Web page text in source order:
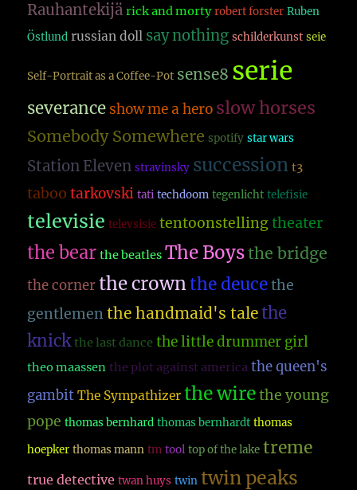
Rauhantekijä rick and morty robert forster Ruben
Östlund russian doll say nothing schilderkunst seie
Self-Portrait as a Coffee-Pot sense8 serie
severance show me a hero slow horses
Somebody Somewhere spotify star wars
Station Eleven stravinsky succession t3
taboo tarkovski tati techdoom tegenlicht telefisie
televisie televsisie tentoonstelling theater
the bear the beatles The Boysthe bridge
the corner the crownthe deuce the
gentlemen the handmaid's talethe
knick the last dance the little drummer girl
theo maassen the plot against america the queen's
gambit The Sympathizer the wire the young
pope thomas bernhard thomas bernhardt thomas
hoepker thomas mann tm tool top of the lake treme
true detective twan huys twin twin peaks